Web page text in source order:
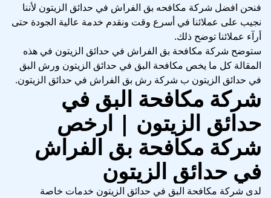
فنحن افضل شركة مكافحه بق الفراش في حدائق الزيتون لأننا
نجيب على عملائنا في أسرع وقت ونقدم خدمة عالية الجودة حتى
أرآء عملائنا توضح ذلك.
ستوضح شركة مكافحة بق الفراش في حدائق الزيتون في هذه
المقالة كل ما يخص مكافحة البق في حدائق الزيتون ورش البق
في حدائق الزيتون ب شركة رش بق الفراش في حدائق الزيتون.
شركة مكافحة البق في
حدائق الزيتون | ارخص
شركة مكافحة بق الفراش
في حدائق الزيتون
لدى شركة مكافحة البق في حدائق الزيتون خدمات خاصة